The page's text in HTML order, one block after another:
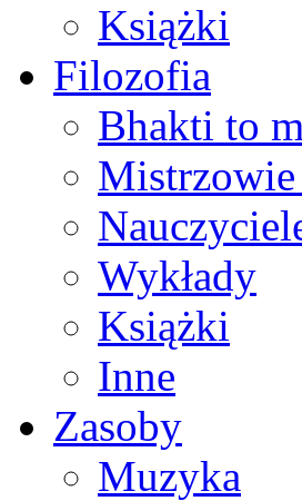
Książki
Filozofia
Bhakti to
Wykłady
Książki
Inne
Zasoby
Muzyka